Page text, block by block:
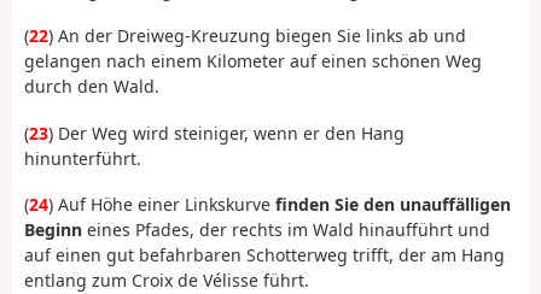
(22) An der Dreiweg-Kreuzung biegen Sie links ab und
gelangen nach einem Kilometer auf einen schönen Weg
durch den Wald.
(23) Der Weg wird steiniger, wenn er den Hang
hinunterführt.
(24) Auf Höhe einer Linkskurve finden Sie den unauffälligen
Beginn eines Pfades, der rechts im Wald hinaufführt und
auf einen gut befahrbaren Schotterweg trifft, der am Hang
entlang zum Croix de Vélisse führt.